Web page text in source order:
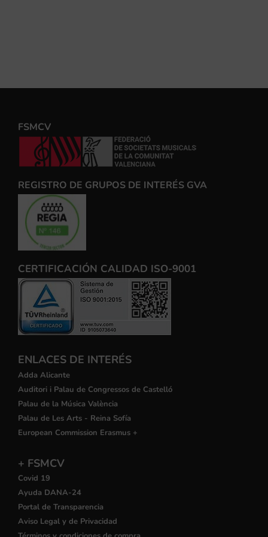
FSMCV
REGISTRO DE GRUPOS DE INTERÉS GVA
CERTIFICACIÓN CALIDAD ISO-9001
ENLACES DE INTERÉS
Adda Alicante
Auditori i Palau de Congressos de Castelló
Palau de la Música València
Palau de Les Arts - Reina Sofía
European Commission Erasmus +
+ FSMCV
Covid 19
Ayuda DANA-24
Portal de Transparencia
Aviso Legal y de Privacidad